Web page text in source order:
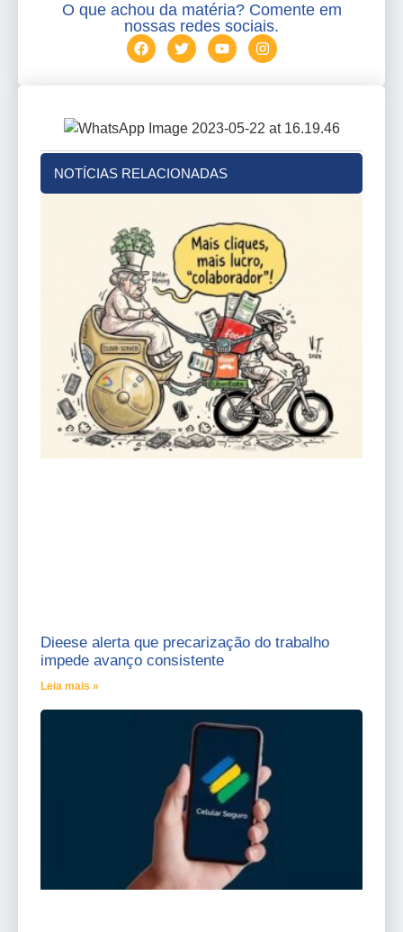
O que achou da matéria? Comente em
nossas redes sociais.
NOTÍCIAS RELACIONADAS
Dieese alerta que precarização do trabalho
impede avanço consistente
Leia mais »